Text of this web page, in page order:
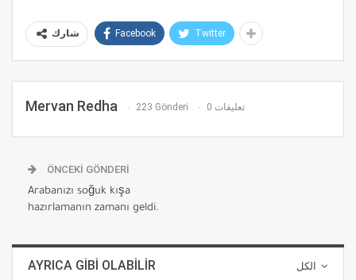
شارك Facebook Twitter
Mervan Redha 223 Gönderi 0 تعليقات
ÖNCEKI GÖNDERI
Arabanızı soğuk kışa
hazırlamanın zamanı geldi.
AYRICA GIBI OLABILIR